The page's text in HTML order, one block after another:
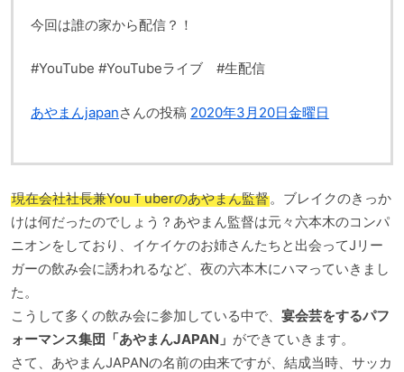
今回は誰の家から配信？！
#YouTube #YouTubeライブ #生配信
あやまんjapanさんの投稿 2020年3月20日金曜日
現在会社社長兼YouＴuberのあやまん監督。ブレイクのきっか
けは何だったのでしょう？あやまん監督は元々六本木のコンパ
ニオンをしており、イケイケのお姉さんたちと出会ってJリー
ガーの飲み会に誘われるなど、夜の六本木にハマっていきまし
た。
こうして多くの飲み会に参加している中で、 宴会芸をするパフ
ォーマンス集団「あやまんJAPAN」 ができていきます。
さて、あやまんJAPANの名前の由来ですが、結成当時、サッカ